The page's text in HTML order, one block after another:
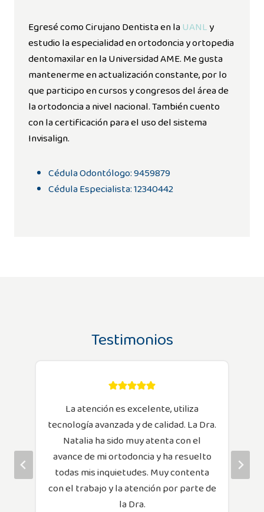
Egresé como Cirujano Dentista en la UANL y
estudio la especialidad en ortodoncia y ortopedia
dentomaxilar en la Universidad AME. Me gusta
mantenerme en actualización constante, por lo
que participo en cursos y congresos del área de
la ortodoncia a nivel nacional. También cuento
con la certificación para el uso del sistema
Invisalign.
Cédula Odontólogo: 9459879
Cédula Especialista: 12340442
Testimonios
La atención es excelente, utiliza
tecnología avanzada y de calidad. La Dra.
Natalia ha sido muy atenta con el
avance de mi ortodoncia y ha resuelto
todas mis inquietudes. Muy contenta
con el trabajo y la atención por parte de
la Dra.